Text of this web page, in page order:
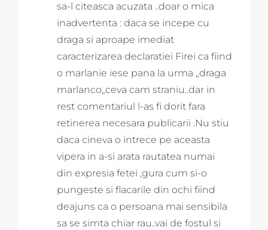
sa-l citeasca acuzata ..doar o mica
inadvertenta : daca se incepe cu
draga si aproape imediat
caracterizarea declaratiei Firei ca fiind
o marlanie iese pana la urma „draga
marlanco„ceva cam straniu..dar in
rest comentariul l-as fi dorit fara
retinerea necesara publicarii .Nu stiu
daca cineva o intrece pe aceasta
vipera in a-si arata rautatea numai
din expresia fetei ,gura cum si-o
pungeste si flacarile din ochi fiind
deajuns ca o persoana mai sensibila
sa se simta chiar rau..vai de fostul si